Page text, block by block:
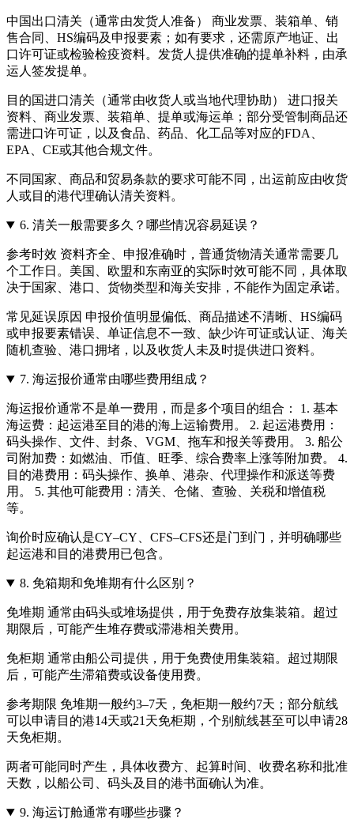
中国出口清关（通常由发货人准备） 商业发票、装箱单、销
售合同、HS编码及申报要素；如有要求，还需原产地证、出
口许可证或检验检疫资料。发货人提供准确的提单补料，由承
运人签发提单。
目的国进口清关（通常由收货人或当地代理协助） 进口报关
资料、商业发票、装箱单、提单或海运单；部分受管制商品还
需进口许可证，以及食品、药品、化工品等对应的FDA、
EPA、CE或其他合规文件。
不同国家、商品和贸易条款的要求可能不同，出运前应由收货
人或目的港代理确认清关资料。
6. 清关一般需要多久？哪些情况容易延误？
参考时效 资料齐全、申报准确时，普通货物清关通常需要几
个工作日。美国、欧盟和东南亚的实际时效可能不同，具体取
决于国家、港口、货物类型和海关安排，不能作为固定承诺。
常见延误原因 申报价值明显偏低、商品描述不清晰、HS编码
或申报要素错误、单证信息不一致、缺少许可证或认证、海关
随机查验、港口拥堵，以及收货人未及时提供进口资料。
7. 海运报价通常由哪些费用组成？
海运报价通常不是单一费用，而是多个项目的组合： 1. 基本
海运费：起运港至目的港的海上运输费用。 2. 起运港费用：
码头操作、文件、封条、VGM、拖车和报关等费用。 3. 船公
司附加费：如燃油、币值、旺季、综合费率上涨等附加费。 4.
目的港费用：码头操作、换单、港杂、代理操作和派送等费
用。 5. 其他可能费用：清关、仓储、查验、关税和增值税
等。
询价时应确认是CY–CY、CFS–CFS还是门到门，并明确哪些
起运港和目的港费用已包含。
8. 免箱期和免堆期有什么区别？
免堆期 通常由码头或堆场提供，用于免费存放集装箱。超过
期限后，可能产生堆存费或滞港相关费用。
免柜期 通常由船公司提供，用于免费使用集装箱。超过期限
后，可能产生滞箱费或设备使用费。
参考期限 免堆期一般约3–7天，免柜期一般约7天；部分航线
可以申请目的港14天或21天免柜期，个别航线甚至可以申请28
天免柜期。
两者可能同时产生，具体收费方、起算时间、收费名称和批准
天数，以船公司、码头及目的港书面确认为准。
9. 海运订舱通常有哪些步骤？